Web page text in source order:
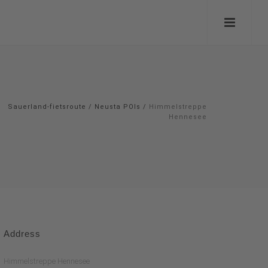
Sauerland-fietsroute / Neusta POIs / Himmelstreppe
Hennesee
Address
Himmelstreppe Hennesee